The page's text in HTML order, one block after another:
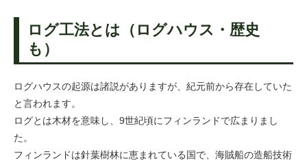
ログ工法とは（ログハウス・歴史
も）
ログハウスの起源は諸説がありますが、紀元前から存在していた
と言われます。
ログとは木材を意味し、9世紀頃にフィンランドで広まりまし
た。
フィンランドは針葉樹林に恵まれている国で、海賊船の造船技術